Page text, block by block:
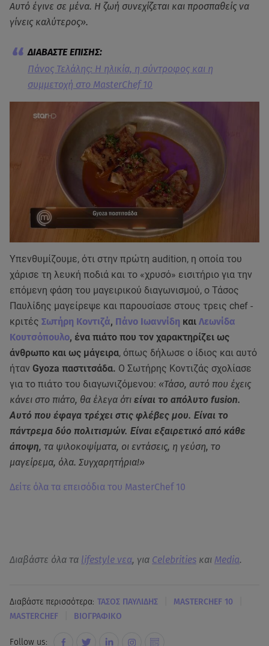
Αυτό έγινε σε μένα. Η ζωή συνεχίζεται και προσπαθείς να
γίνεις καλύτερος».
Πάνος Τελάλης: Η ηλικία, η σύντροφος και η
συμμετοχή στο MasterChef 10
Υπενθυμίζουμε, ότι στην πρώτη audition, η οποία του
χάρισε τη λευκή ποδιά και το «χρυσό» εισιτήριο για την
επόμενη φάση του μαγειρικού διαγωνισμού, ο Τάσος
Παυλίδης μαγείρεψε και παρουσίασε στους τρεις chef -
κριτές Σωτήρη Κοντιζά, Πάνο Ιωαννίδη και Λεωνίδα
Κουτσόπουλο, ένα πιάτο που τον χαρακτηρίζει ως
άνθρωπο και ως μάγειρα, όπως δήλωσε ο ίδιος και αυτό
ήταν Gyoza παστιτσάδα. Ο Σωτήρης Κοντιζάς σχολίασε
για το πιάτο του διαγωνιζόμενου: «Τάσο, αυτό που έχεις
κάνει στο πιάτο, θα έλεγα ότι είναι το απόλυτο fusion.
Αυτό που έφαγα τρέχει στις φλέβες μου. Είναι το
πάντρεμα δύο πολιτισμών. Είναι εξαιρετικό από κάθε
άποψη, τα ψιλοκοψίματα, οι εντάσεις, η γεύση, το
μαγείρεμα, όλα. Συγχαρητήρια!»
Δείτε όλα τα επεισόδια του MasterChef 10
Διαβάστε όλα τα lifestyle νεα, για Celebrities και Media.
Διαβάστε περισσότερα: ΤΑΣΟΣ ΠΑΥΛΙΔΗΣ MASTERCHEF 10
MASTERCHEF ΒΙΟΓΡΑΦΙΚΟ
Follow us: